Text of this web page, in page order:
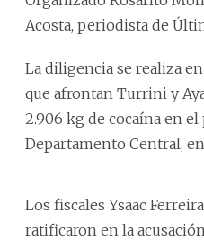
Acosta, periodista de
La diligencia se realiza
que afrontan Turrini y
2.906 kg de cocaína en
Departamento Central,
Los fiscales Ysaac
ratificaron en la